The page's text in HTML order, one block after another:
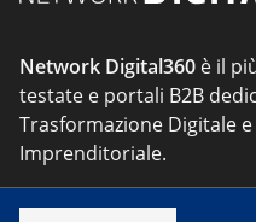
Network Digital360 è il
testate e portali B2B
Trasformazione Digitale
Imprenditoriale.